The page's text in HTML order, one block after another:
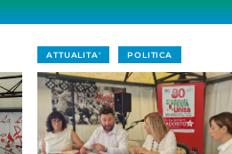
ATTUALITA' POLITICA